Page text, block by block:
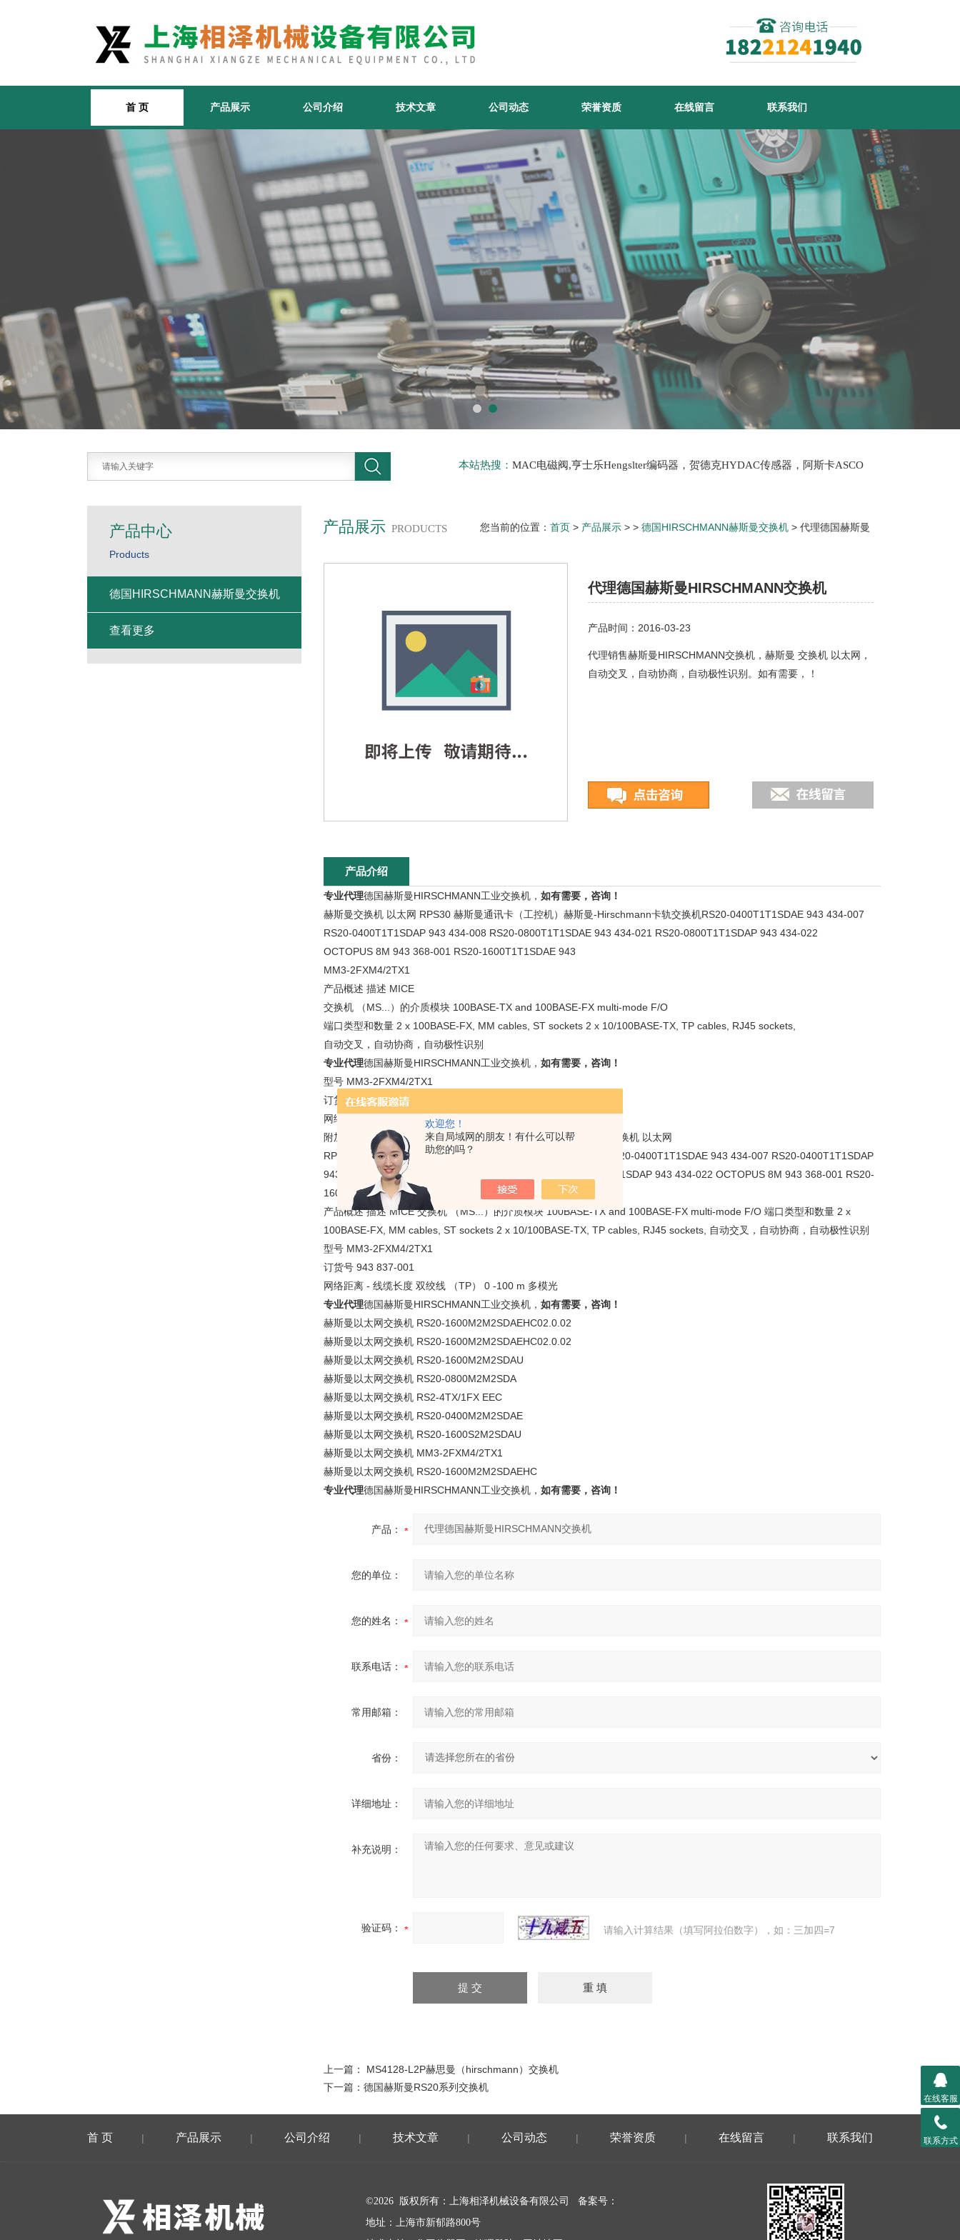
欢迎您！
来自局域网的朋友！有什么可以帮
助您的吗？
首 页 产品展示 公司介绍 技术文章 公司动态 荣誉资质 在线留言 联系我们
本站热搜： MAC电磁阀,亨士乐Hengslter编码器，贺德克HYDAC传感器，阿斯卡ASCO
产品展示 PRODUCTS 您当前的位置： 首页 > 产品展示 > > 德国HIRSCHMANN赫斯曼交换机 > 代理德国赫斯曼
代理德国赫斯曼HIRSCHMANN交换机
产品时间：2016-03-23
代理销售赫斯曼HIRSCHMANN交换机，赫斯曼 交换机 以太网，
自动交叉，自动协商，自动极性识别。如有需要，！
产品介绍
专业代理德国赫斯曼HIRSCHMANN工业交换机， 如有需要，咨询！
赫斯曼交换机 以太网 RPS30 赫斯曼通讯卡（工控机）赫斯曼-Hirschmann卡轨交换机RS20-0400T1T1SDAE 943 434-007
RS20-0400T1T1SDAP 943 434-008 RS20-0800T1T1SDAE 943 434-021 RS20-0800T1T1SDAP 943 434-022
OCTOPUS 8M 943 368-001 RS20-1600T1T1SDAE 943
MM3-2FXM4/2TX1
产品概述 描述 MICE
交换机 （MS...）的介质模块 100BASE-TX and 100BASE-FX multi-mode F/O
端口类型和数量 2 x 100BASE-FX, MM cables, ST sockets 2 x 10/100BASE-TX, TP cables, RJ45 sockets,
自动交叉，自动协商，自动极性识别
专业代理德国赫斯曼HIRSCHMANN工业交换机， 如有需要，咨询！
型号 MM3-2FXM4/2TX1
订货号 943 837-001
网络距离 - 线缆长度 双绞线 （TP） 0 -100 m 多模光
附加备注：德国赫斯曼HIRSCHMANN全系列产品 赫斯曼 赫斯曼 交换机 以太网
RPS30 赫斯曼通讯卡（工控机）赫斯曼-Hirschmann卡轨交换机RS20-0400T1T1SDAE 943 434-007 RS20-0400T1T1SDAP
943 434-008 RS20-0800T1T1SDAE 943 434-021 RS20-0800T1T1SDAP 943 434-022 OCTOPUS 8M 943 368-001 RS20-
1600T1T1SDAE 943 MM3-2FXM4/2TX1
产品概述 描述 MICE 交换机 （MS...）的介质模块 100BASE-TX and 100BASE-FX multi-mode F/O 端口类型和数量 2 x
100BASE-FX, MM cables, ST sockets 2 x 10/100BASE-TX, TP cables, RJ45 sockets, 自动交叉，自动协商，自动极性识别
型号 MM3-2FXM4/2TX1
订货号 943 837-001
网络距离 - 线缆长度 双绞线 （TP） 0 -100 m 多模光
专业代理德国赫斯曼HIRSCHMANN工业交换机， 如有需要，咨询！
赫斯曼以太网交换机 RS20-1600M2M2SDAEHC02.0.02
赫斯曼以太网交换机 RS20-1600M2M2SDAEHC02.0.02
赫斯曼以太网交换机 RS20-1600M2M2SDAU
赫斯曼以太网交换机 RS20-0800M2M2SDA
赫斯曼以太网交换机 RS2-4TX/1FX EEC
赫斯曼以太网交换机 RS20-0400M2M2SDAE
赫斯曼以太网交换机 RS20-1600S2M2SDAU
赫斯曼以太网交换机 MM3-2FXM4/2TX1
赫斯曼以太网交换机 RS20-1600M2M2SDAEHC
专业代理德国赫斯曼HIRSCHMANN工业交换机， 如有需要，咨询！
产品：
您的单位：
您的姓名：
联系电话：
常用邮箱：
省份：
详细地址：
补充说明：
验证码： 请输入计算结果（填写阿拉伯数字），如：三加四=7
上一篇： MS4128-L2P赫思曼（hirschmann）交换机
下一篇： 德国赫斯曼RS20系列交换机
产品中心
Products
德国HIRSCHMANN赫斯曼交换机
查看更多
首 页 | 产品展示 | 公司介绍 | 技术文章 | 公司动态 | 荣誉资质 | 在线留言 | 联系我们
©2026 版权所有：上海相泽机械设备有限公司 备案号：
地址：上海市新郁路800号
在线客服
联系方式